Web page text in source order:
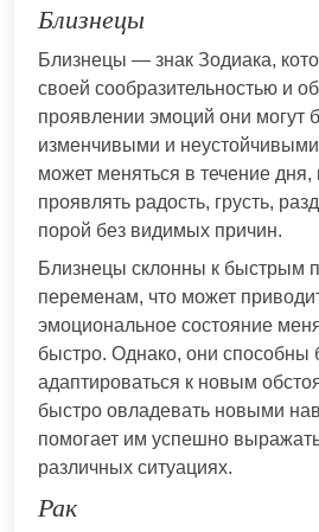
Близнецы
Близнецы — знак Зодиака,
своей сообразительностью и
проявлении эмоций они могут
изменчивыми и
может меняться в течение дня,
проявлять радость, грусть,
порой без видимых причин.
Близнецы склонны к быстрым
переменам, что может
эмоциональное состояние
быстро. Однако, они способны
адаптироваться к новым
быстро овладевать новыми
помогает им успешно
различных ситуациях.
Рак